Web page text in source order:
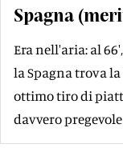
Spagna
Era nell'aria: al
la Spagna trova
ottimo tiro di
davvero